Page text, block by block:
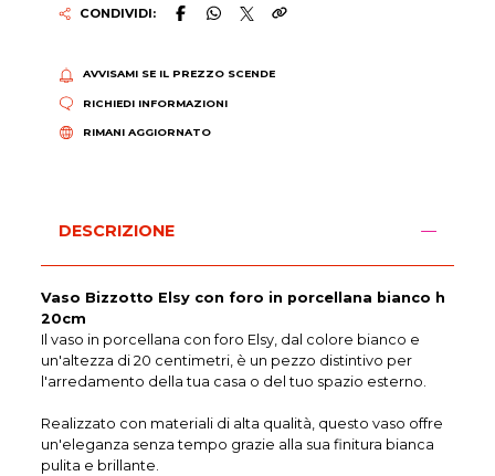
CONDIVIDI:
AVVISAMI SE IL PREZZO SCENDE
RICHIEDI INFORMAZIONI
RIMANI AGGIORNATO
DESCRIZIONE
Vaso Bizzotto Elsy con foro in porcellana bianco h
20cm
Il vaso in porcellana con foro Elsy, dal colore bianco e
un'altezza di 20 centimetri, è un pezzo distintivo per
l'arredamento della tua casa o del tuo spazio esterno.
Realizzato con materiali di alta qualità, questo vaso offre
un'eleganza senza tempo grazie alla sua finitura bianca
pulita e brillante.